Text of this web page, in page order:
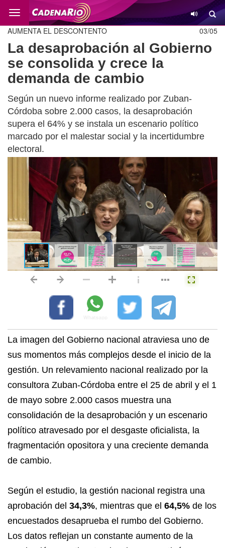
Cambio
03/05
AUMENTA EL DESCONTENTO
La desaprobación al Gobierno
se consolida y crece la
demanda de cambio
Según un nuevo informe realizado por Zuban-
Córdoba sobre 2.000 casos, la desaprobación
supera el 64% y se instala un escenario político
marcado por el malestar social y la incertidumbre
electoral.
La imagen del Gobierno nacional atraviesa uno de
sus momentos más complejos desde el inicio de la
gestión. Un relevamiento nacional realizado por la
consultora Zuban-Córdoba entre el 25 de abril y el 1
de mayo sobre 2.000 casos muestra una
consolidación de la desaprobación y un escenario
político atravesado por el desgaste oficialista, la
fragmentación opositora y una creciente demanda
de cambio.
Según el estudio, la gestión nacional registra una
aprobación del 34,3%, mientras que el 64,5% de los
encuestados desaprueba el rumbo del Gobierno.
Los datos reflejan un constante aumento de la